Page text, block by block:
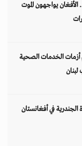
الأفغان يواجهون الموت
الخدمات الصحية
في أفغانستان